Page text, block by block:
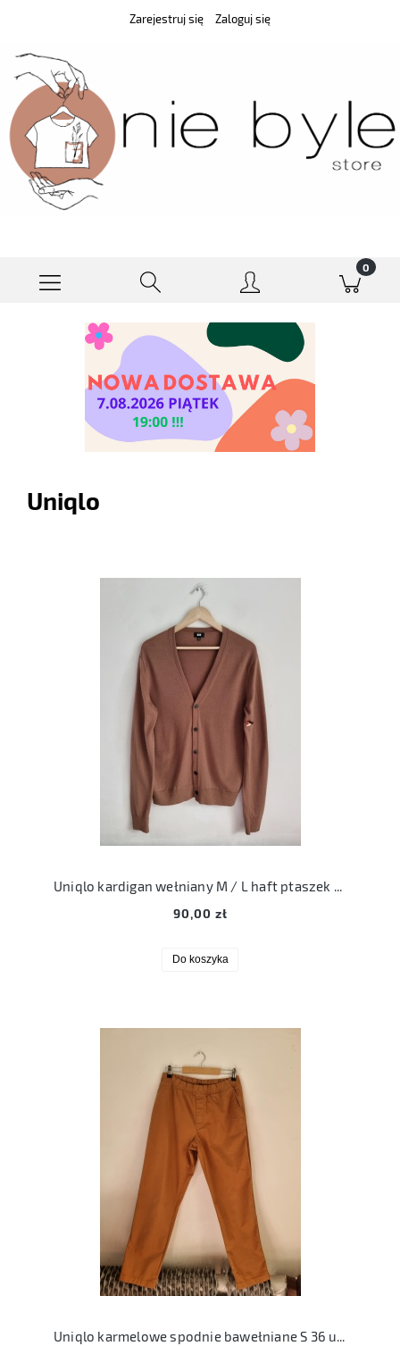
Zarejestruj się Zaloguj się
Uniqlo
Uniqlo kardigan wełniany M / L haft ptaszek oversize merino
90,00 zł
Do koszyka